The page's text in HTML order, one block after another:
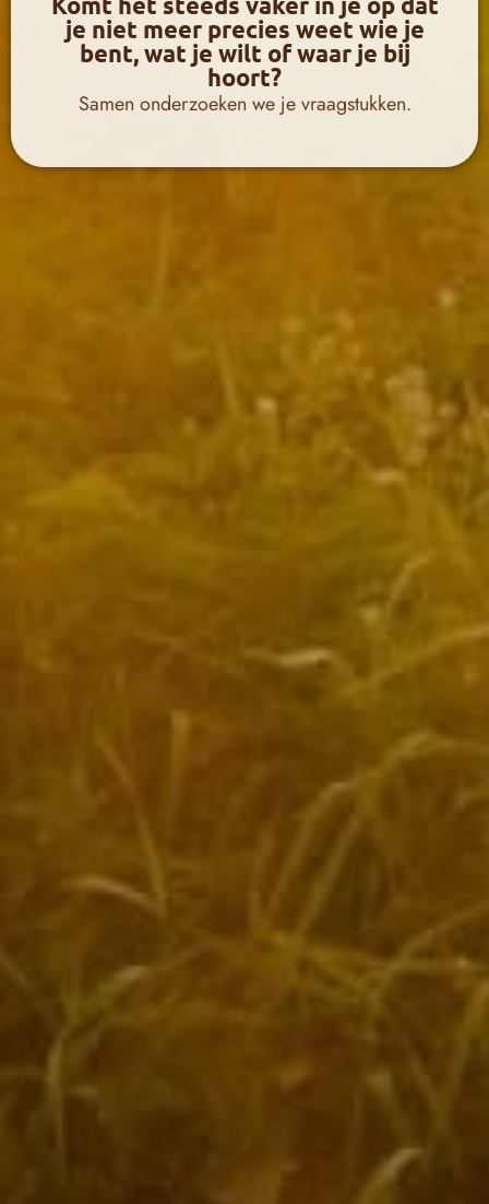
je niet meer precies weet wie je
bent, wat je wilt of waar je bij
hoort?
Samen onderzoeken we je vraagstukken.